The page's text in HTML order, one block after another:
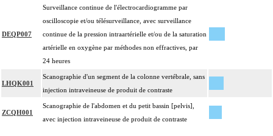
DEQP007
Surveillance continue de l'électrocardiogramme par
oscilloscopie et/ou télésurveillance, avec surveillance
continue de la pression intraartérielle et/ou de la saturation
artérielle en oxygène par méthodes non effractives, par
24 heures
LHQK001
Scanographie d'un segment de la colonne vertébrale, sans
injection intraveineuse de produit de contraste
ZCQH001
Scanographie de l'abdomen et du petit bassin [pelvis],
avec injection intraveineuse de produit de contraste